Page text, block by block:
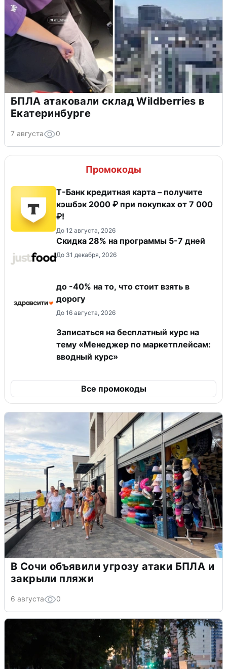
БПЛА атаковали склад Wildberries в
Екатеринбурге
7 августа 0
Промокоды
Т-Банк кредитная карта – получите
кэшбэк 2000 ₽ при покупках от 7 000
₽!
До 12 августа, 2026
Скидка 28% на программы 5-7 дней
До 31 декабря, 2026
до -40% на то, что стоит взять в
дорогу
До 16 августа, 2026
Записаться на бесплатный курс на
тему «Менеджер по маркетплейсам:
вводный курс»
Все промокоды
В Сочи объявили угрозу атаки БПЛА и
закрыли пляжи
6 августа 0